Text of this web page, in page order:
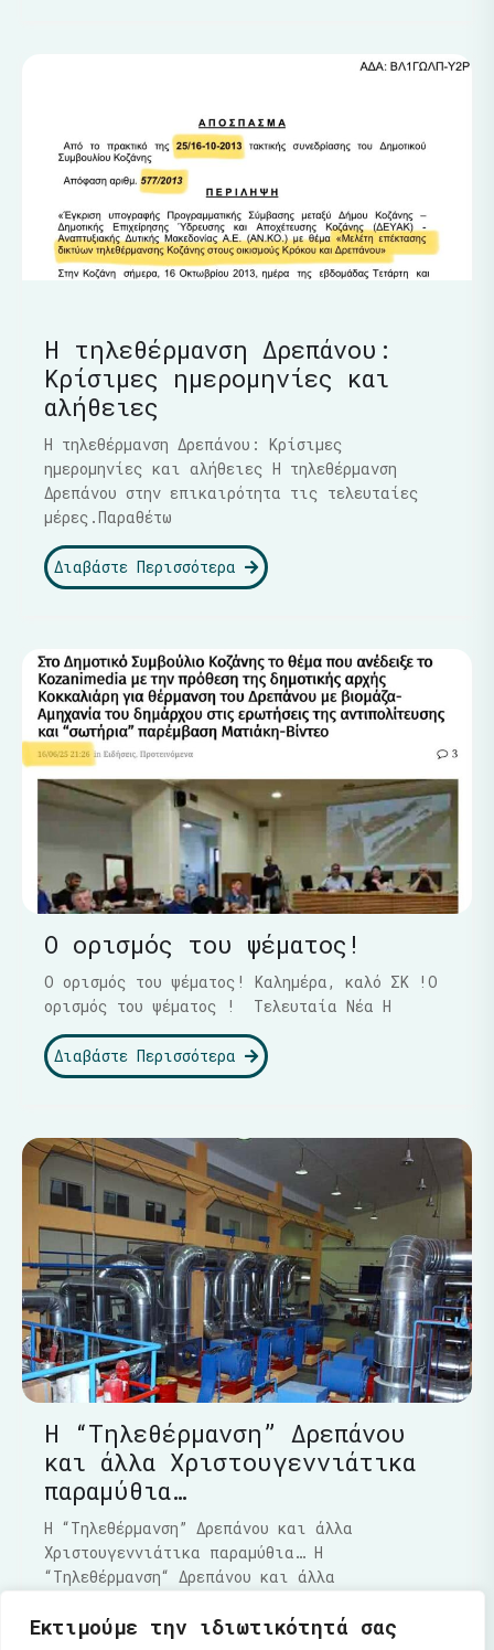
Εκτιμούμε την ιδιωτικότητά σας
Η τηλεθέρμανση Δρεπάνου:
Κρίσιμες ημερομηνίες και
αλήθειες
Η τηλεθέρμανση Δρεπάνου: Κρίσιμες
ημερομηνίες και αλήθειες Η τηλεθέρμανση
Δρεπάνου στην επικαιρότητα τις τελευταίες
μέρες.Παραθέτω
Διαβάστε Περισσότερα
Ο ορισμός του ψέματος!
Ο ορισμός του ψέματος! Καλημέρα, καλό ΣΚ !Ο
ορισμός του ψέματος ! Τελευταία Νέα Η
Διαβάστε Περισσότερα
Η “Τηλεθέρμανση” Δρεπάνου
και άλλα Χριστουγεννιάτικα
παραμύθια…
Η “Τηλεθέρμανση” Δρεπάνου και άλλα
Χριστουγεννιάτικα παραμύθια… Η
“Τηλεθέρμανση“ Δρεπάνου και άλλα